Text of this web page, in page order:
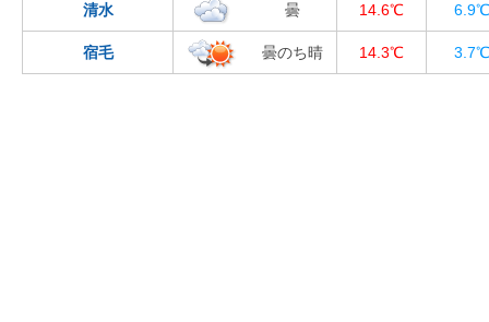
清水 曇 14.6℃ 6.9℃
宿毛 曇のち晴 14.3℃ 3.7℃